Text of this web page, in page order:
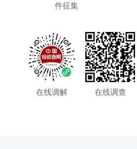
件征集
在线调解 在线调查